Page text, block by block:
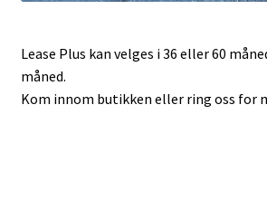
Lease Plus kan velges i 36 eller 60
måned.
Kom innom butikken eller ring oss for